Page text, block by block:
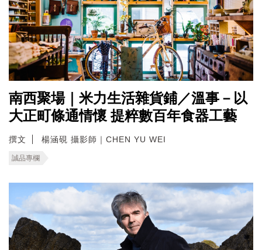
南西聚場｜米力生活雜貨鋪／溫事－以
大正町條通情懷 提粹數百年食器工藝
撰文 楊涵硯 攝影師｜CHEN YU WEI
誠品專欄